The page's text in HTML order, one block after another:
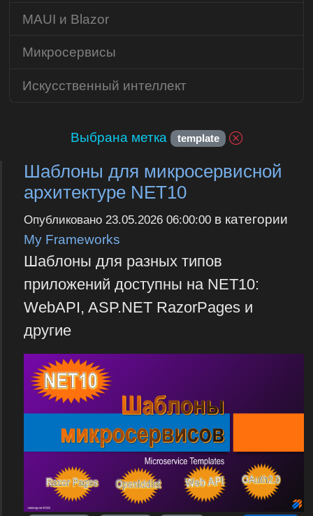
Выбрана метка template
Шаблоны для микросервисной
архитектуре NET10
Опубликовано 23.05.2026 06:00:00в категории
My Frameworks
Шаблоны для разных типов
приложений доступны на NET10:
WebAPI, ASP.NET RazorPages и
другие
MAUI и Blazor
Микросервисы
Искусственный интеллект